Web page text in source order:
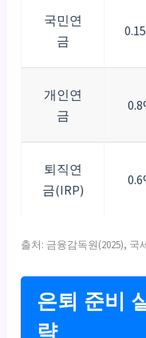
국민연
금
개인연
금
퇴직연
금(IRP)
출처: 금융감독원(2025), 국
은퇴 준비
략